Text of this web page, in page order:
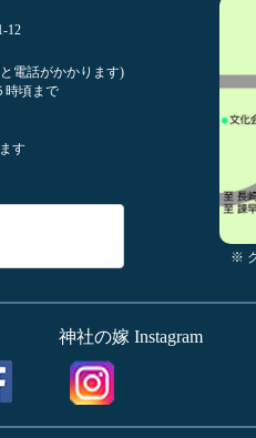
12
電話がかかります)
時頃まで
す
※
神社の嫁 Instagram